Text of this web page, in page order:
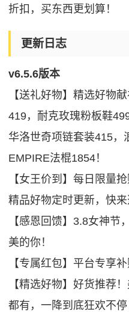
折扣，买东西更划算！
更新日志
v6.5.6版本
【送礼好物】精选好物
419，耐克玫瑰粉板鞋
华洛世奇项链套装415，
EMPIRE法棍1854！
【女王价到】每日限量
精品好物定时更新，快来
【感恩回馈】3.8女神节
美的你！
【专属红包】平台专享
【精选好物】好货推荐
都有，一降到底狂欢不停